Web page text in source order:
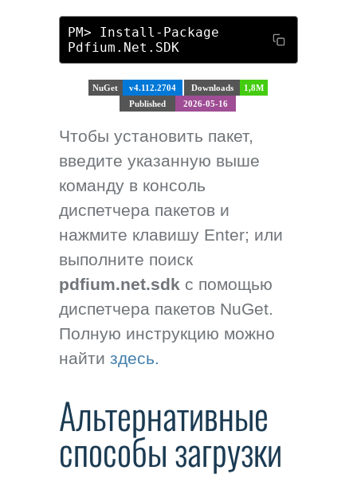
PM> Install-Package
Pdfium.Net.SDK
NuGet v4.112.2704 Downloads
1,8M
Published
2026-05-16
Чтобы установить пакет,
введите указанную выше
команду в консоль
диспетчера пакетов и
нажмите клавишу Enter; или
выполните поиск
pdfium.net.sdk с помощью
диспетчера пакетов NuGet.
Полную инструкцию можно
найти здесь.
Альтернативные
способы загрузки